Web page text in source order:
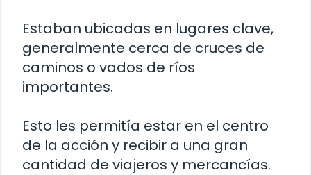
Estaban ubicadas en lugares clave,
generalmente cerca de cruces de
caminos o vados de ríos
importantes.
Esto les permitía estar en el centro
de la acción y recibir a una gran
cantidad de viajeros y mercancías.